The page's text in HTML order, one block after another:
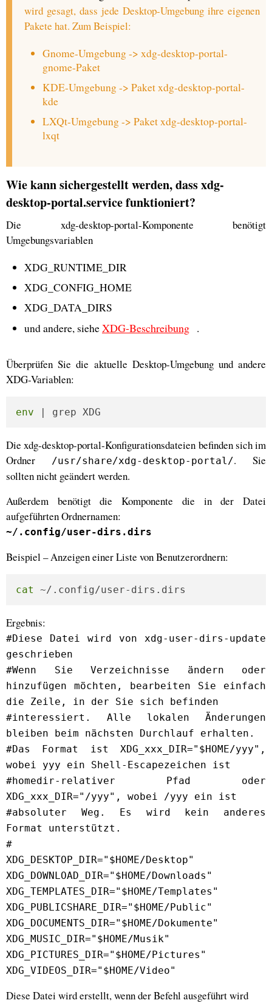
wird gesagt, dass jede Desktop-Umgebung ihre eigenen
Pakete hat. Zum Beispiel:
Gnome-Umgebung -> xdg-desktop-portal-
gnome-Paket
KDE-Umgebung -> Paket xdg-desktop-portal-
kde
LXQt-Umgebung -> Paket xdg-desktop-portal-
lxqt
Wie kann sichergestellt werden, dass xdg-
desktop-portal.service funktioniert?
Die xdg-desktop-portal-Komponente benötigt
Umgebungsvariablen
XDG_RUNTIME_DIR
XDG_CONFIG_HOME
XDG_DATA_DIRS
und andere, sieheXDG-Beschreibung .
Überprüfen Sie die aktuelle Desktop-Umgebung und andere
XDG-Variablen:
env | grep XDG
Die xdg-desktop-portal-Konfigurationsdateien befinden sich im
Ordner
/usr/share/xdg-desktop-portal/. Sie
sollten nicht geändert werden.
Außerdem benötigt die Komponente die in der Datei
aufgeführten Ordnernamen:
~/.config/user-dirs.dirs
Beispiel – Anzeigen einer Liste von Benutzerordnern:
cat ~/.config/user-dirs.dirs
Ergebnis:
#Diese Datei wird von xdg-user-dirs-update
geschrieben
#Wenn Sie Verzeichnisse ändern oder
hinzufügen möchten, bearbeiten Sie einfach
die Zeile, in der Sie sich befinden
#interessiert. Alle lokalen Änderungen
bleiben beim nächsten Durchlauf erhalten.
#Das Format ist XDG_xxx_DIR="$HOME/yyy",
wobei yyy ein Shell-Escapezeichen ist
#homedir-relativer Pfad oder
XDG_xxx_DIR="/yyy", wobei /yyy ein ist
#absoluter Weg. Es wird kein anderes
Format unterstützt.
#
XDG_DESKTOP_DIR="$HOME/Desktop"
XDG_DOWNLOAD_DIR="$HOME/Downloads"
XDG_TEMPLATES_DIR="$HOME/Templates"
XDG_PUBLICSHARE_DIR="$HOME/Public"
XDG_DOCUMENTS_DIR="$HOME/Dokumente"
XDG_MUSIC_DIR="$HOME/Musik"
XDG_PICTURES_DIR="$HOME/Pictures"
XDG_VIDEOS_DIR="$HOME/Video"
Diese Datei wird erstellt, wenn der Befehl ausgeführt wird